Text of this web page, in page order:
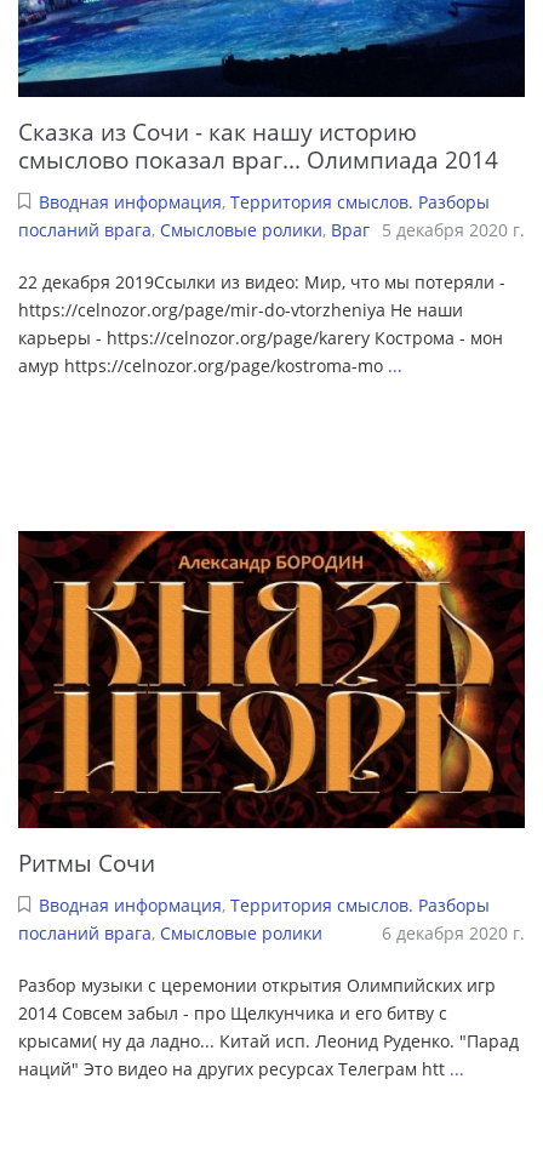
Сказка из Сочи - как нашу историю
смыслово показал враг... Олимпиада 2014
Вводная информация, Территория смыслов. Разборы
посланий врага, Смысловые ролики, Враг 5 декабря 2020 г.
22 декабря 2019Ссылки из видео: Мир, что мы потеряли -
https://celnozor.org/page/mir-do-vtorzheniya Не наши
карьеры - https://celnozor.org/page/karery Кострома - мон
амур https://celnozor.org/page/kostroma-mo ...
Ритмы Сочи
Вводная информация, Территория смыслов. Разборы
посланий врага, Смысловые ролики 6 декабря 2020 г.
Разбор музыки с церемонии открытия Олимпийских игр
2014 Cовсем забыл - про Щелкунчика и его битву с
крысами( ну да ладно... Китай исп. Леонид Руденко. "Парад
наций" Это видео на других ресурсах Телеграм htt ...